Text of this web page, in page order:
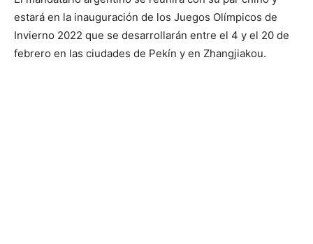
estará en la inauguración de los Juegos Olímpicos de
Invierno 2022 que se desarrollarán entre el 4 y el 20 de
febrero en las ciudades de Pekín y en Zhangjiakou.